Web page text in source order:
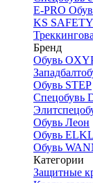
E-PRO
KS
Бренд
Обувь
Обувь STEP
Спецобувь
Обувь Леон
Обувь
Обувь
Категории
Защитные